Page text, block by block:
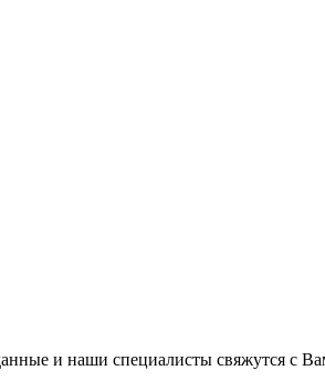
и наши специалисты свяжутся с